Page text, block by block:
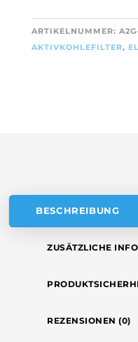
EST60B
/
EST60N
T
E
ARTIKELNUMMER:
AKTIVKOHLEFILTER,
BESCHREIBUNG
ZUSÄTZLICHE
REZENSIONEN (0)